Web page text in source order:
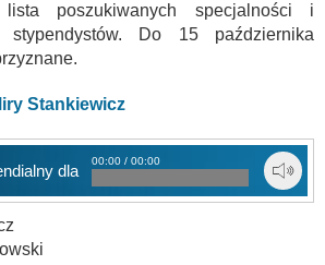
poszukiwanych specjalności i
stypendystów. Do 15 października
Stankiewicz
dla studentów
00:00 / 00:00